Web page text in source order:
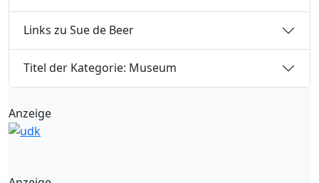
Links zu Sue de Beer
Titel der Kategorie: Museum
Anzeige